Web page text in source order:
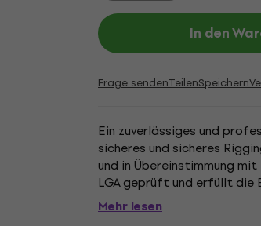
In den
Frage sendenTeilenSpeichern
Ein zuverlässiges und
sicheres und sicheres
und in Übereinstimmung
LGA geprüft und erfüllt die
Wichtige Spezifikationen:.
Mehr lesen